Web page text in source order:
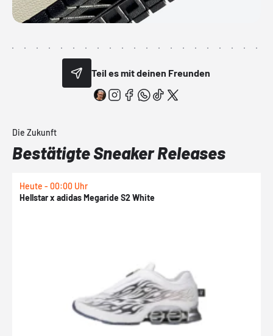
Teil es mit deinen Freunden
Die Zukunft
Bestätigte Sneaker Releases
Heute - 00:00 Uhr
Hellstar x adidas Megaride S2 White